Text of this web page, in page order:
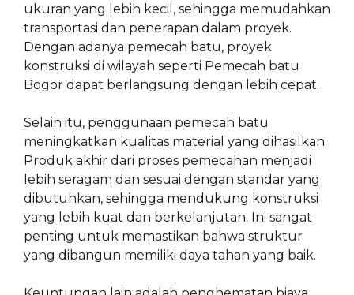
ukuran yang lebih kecil, sehingga memudahkan
transportasi dan penerapan dalam proyek.
Dengan adanya pemecah batu, proyek
konstruksi di wilayah seperti Pemecah batu
Bogor dapat berlangsung dengan lebih cepat.
Selain itu, penggunaan pemecah batu
meningkatkan kualitas material yang dihasilkan.
Produk akhir dari proses pemecahan menjadi
lebih seragam dan sesuai dengan standar yang
dibutuhkan, sehingga mendukung konstruksi
yang lebih kuat dan berkelanjutan. Ini sangat
penting untuk memastikan bahwa struktur
yang dibangun memiliki daya tahan yang baik.